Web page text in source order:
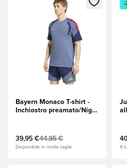
Bayern Monaco T-shirt -
Inchiostro preamato/Night
39,95 €44,95 €
Disponibile in molte taglie
-
X-